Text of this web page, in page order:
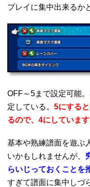
プレイに集中出来るか
OFF～5まで設定可能
定している。 5にする
るので、4にしています
基本や熟練譜面を遊ぶ
いかもしれませんが、
らいじっておくことを
すぎて譜面に集中しづ